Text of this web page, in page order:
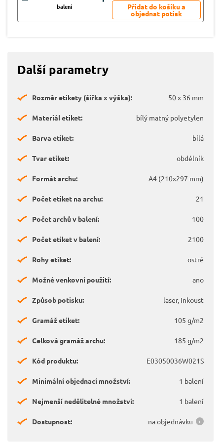
balení
Další parametry
Rozměr etikety (šířka x výška): 50 x 36 mm
Materiál etiket: bílý matný polyetylen
Barva etiket: bílá
Tvar etiket: obdélník
Formát archu: A4 (210x297 mm)
Počet etiket na archu: 21
Počet archů v balení: 100
Počet etiket v balení: 2100
Rohy etiket: ostré
Možné venkovní použití: ano
Způsob potisku: laser, inkoust
Gramáž etiket: 105 g/m2
Celková gramáž archu: 185 g/m2
Kód produktu: E03050036W021S
Minimální objednací množství: 1 balení
Nejmenší nedělitelné množství: 1 balení
Dostupnost: na objednávku